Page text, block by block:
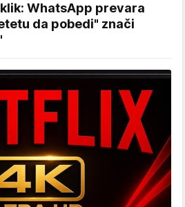
WhatsApp prevara
da pobedi" znači